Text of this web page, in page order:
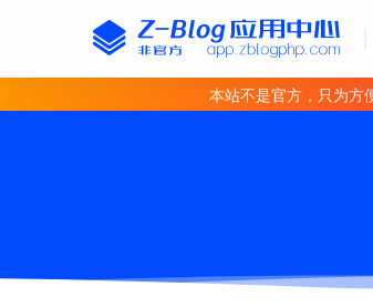
本站不是官方，只为方